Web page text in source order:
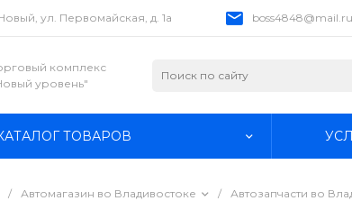
ул. Первомайская, д. 1а boss4848@mail.ru
комплекс
уровень"
ТОВАРОВ
/ Автомагазин во Владивостоке / Автозапчасти во